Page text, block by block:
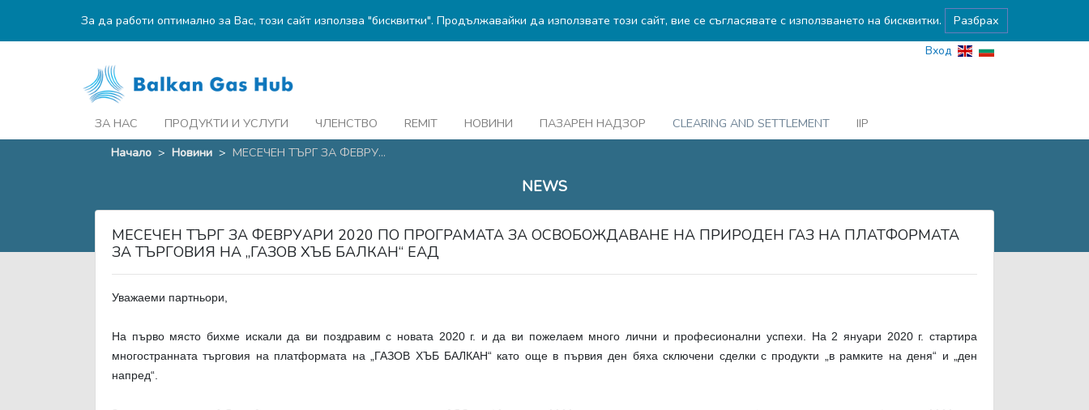
За да работи оптимално за Вас, този сайт използва "бисквитки". Продължавайки да използвате този сайт, вие се съгласявате с използването на бисквитки. Разбрах
Вход
ЗА НАС ПРОДУКТИ И УСЛУГИ ЧЛЕНСТВО REMIT НОВИНИ ПАЗАРЕН НАДЗОР CLEARING AND SETTLEMENT
IIP
Начало > Новини > МЕСЕЧЕН ТЪРГ ЗА ФЕВРУ...
NEWS
МЕСЕЧЕН ТЪРГ ЗА ФЕВРУАРИ 2020 ПО ПРОГРАМАТА ЗА ОСВОБОЖДАВАНЕ НА ПРИРОДЕН ГАЗ НА ПЛАТФОРМАТА
ЗА ТЪРГОВИЯ НА „ГАЗОВ ХЪБ БАЛКАН“ ЕАД
Уважаеми партньори,
На първо място бихме искали да ви поздравим с новата 2020 г. и да ви пожелаем много лични и професионални успехи. На 2 януари 2020 г. стартира
многостранната търговия на платформата на „ГАЗОВ ХЪБ БАЛКАН“ като още в първия ден бяха сключени сделки с продукти „в рамките на деня“ и „ден
напред“.